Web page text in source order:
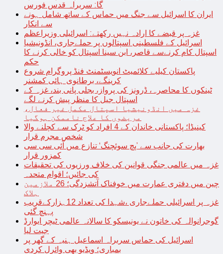
گا: سربراہ قدس فورس
ایران کا اسرائیل سے جنگ میں حماس کے ساتھ شامل ہونے
سے انکار
غزہ پر قبضے کا ارادہ نہیں رکھتے: اسرائیلی وزیراعظم
اسرائیل کے فلسطینی اسپتالوں پر حملےجاری، انڈونیشیا
اسپتال کام کرنےسے قاصر، ابن سینا اسپتال کو خالی کرنے کا
حکم
پاکستان کیلیے کلائمیٹ انویسٹمنٹ فنڈ پروگرام شروع
کرینگے، برطانوی ہائی کمشنر
ٹینکوں کا محاصرہ، ڈرونز کی پرواز، بجلی پانی بند، غزہ کے
اسپتال جیل کا منظر پیش کرنے لگے
غزہ میں انڈونیشیا اسپتال مکمل غیر فعال،
مریضوں کا علاج ناممکن ہوگیا
کینیڈا؛ پاکستانی خاندان کے 4 افراد کو ٹرک سے کچلنے والا
شخص مجرم قرار
بھارت کی جانب سے ’پچ سوئچنگ‘ تنازع میں آئی سی سی
کمزور قرار
غزہ میں عالمی جنگی قوانین کی خلاف ورزیوں کی تحقیقات
کی جائیں؛ اقوام متحدہ
چین میں دفتری عمارت میں خوفناک آتشزدگی؛ 26 ملازمین
ہلاک
غزہ پر اسرائیلی حملےجاری ،شہدا کی تعداد 12ہزارکےقریب
پہنچ گئی
گوجرانوالہ کی خاتون نے یونیسکو کا سالانہ عالمی ٹیچر ایوارڈ
جیت لیا
اسرائیل کی حماس سربراہ اسماعیل ہنیہ کے گھر پر
بمباری؛ ویڈیو بھی وائرل کردی